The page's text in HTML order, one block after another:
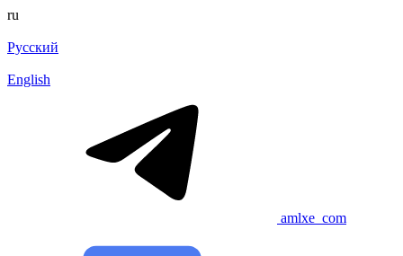
ru
Русский
English
amlxe_com